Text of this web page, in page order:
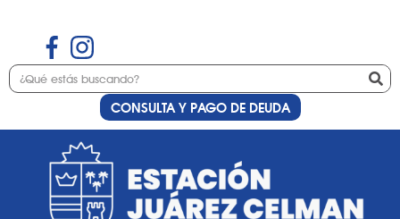
CONSULTA Y PAGO DE DEUDA
Etiqueta:Estación